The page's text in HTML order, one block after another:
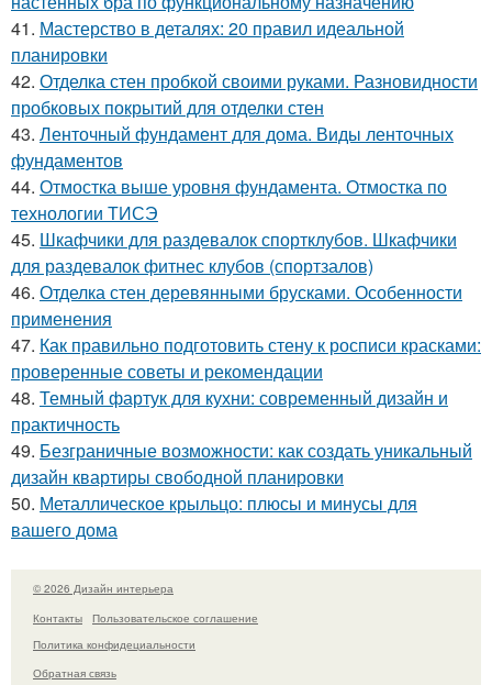
41. Мастерство в деталях: 20 правил идеальной
планировки
42. Отделка стен пробкой своими руками. Разновидности
пробковых покрытий для отделки стен
43. Ленточный фундамент для дома. Виды ленточных
фундаментов
44. Отмостка выше уровня фундамента. Отмостка по
технологии ТИСЭ
45. Шкафчики для раздевалок спортклубов. Шкафчики
для раздевалок фитнес клубов (спортзалов)
46. Отделка стен деревянными брусками. Особенности
применения
47. Как правильно подготовить стену к росписи красками:
проверенные советы и рекомендации
48. Темный фартук для кухни: современный дизайн и
практичность
49. Безграничные возможности: как создать уникальный
дизайн квартиры свободной планировки
50. Металлическое крыльцо: плюсы и минусы для
вашего дома
© 2026 Дизайн интерьера
Контакты
Пользовательское соглашение
Политика конфидециальности
Обратная связь